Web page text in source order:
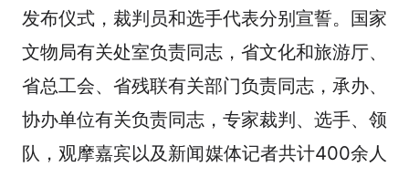
发布仪式，裁判员和选手代表分别宣誓。国家
文物局有关处室负责同志，省文化和旅游厅、
省总工会、省残联有关部门负责同志，承办、
协办单位有关负责同志，专家裁判、选手、领
队，观摩嘉宾以及新闻媒体记者共计400余人